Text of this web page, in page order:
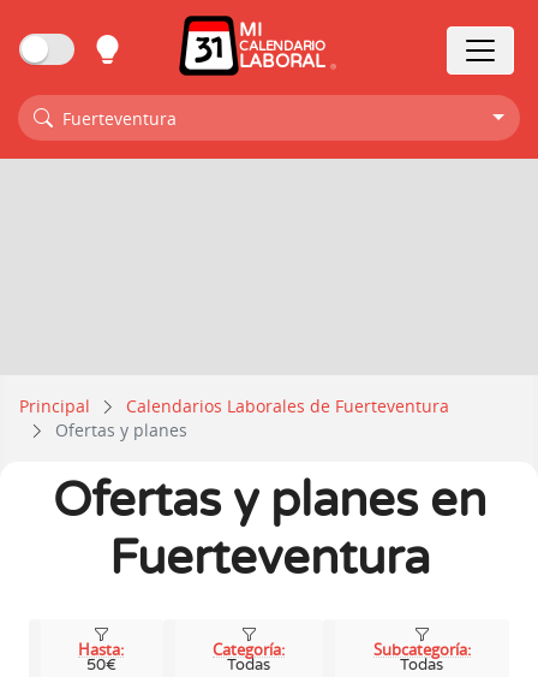
MI
CALENDARIO
LABORAL
Fuerteventura
Principal
Calendarios Laborales de Fuerteventura
Ofertas y planes
Ofertas y planes en
Fuerteventura
Hasta:
50€
Categoría:
Todas
Subcategoría:
Todas